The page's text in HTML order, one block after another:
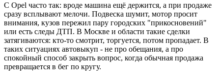
С Opel часто так: вроде машина ещё держится, а при продаже
сразу всплывают мелочи. Подвеска шумит, мотор просит
внимания, кузов пережил пару городских "прикосновений"
или есть следы ДТП. В Москве и области такие сделки
затягиваются: кто-то смотрит, торгуется, потом пропадает. В
таких ситуациях автовыкуп - не про обещания, а про
спокойный способ закрыть вопрос, когда обычная продажа
превращается в бег по кругу.